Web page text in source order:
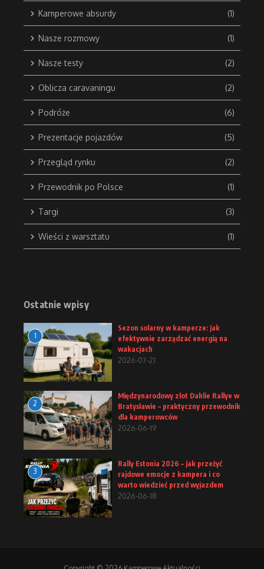
Kamperowe absurdy (1)
Nasze rozmowy (1)
Nasze testy (2)
Oblicza caravaningu (2)
Podróże (6)
Prezentacje pojazdów (5)
Przegląd rynku (2)
Przewodnik po Polsce (1)
Targi (3)
Wieści z warsztatu (1)
Ostatnie wpisy
1
Sezon solarny w kamperze: jak
efektywnie zarządzać energią na
wakacjach
2026-07-21
2
Międzynarodowy zlot Dahlie Rallye w
Bratysławie – praktyczny przewodnik
dla kamperowców
2026-06-19
3
Rally Estonia 2026 – jak przeżyć
rajdowe emocje z kampera i co
warto wiedzieć przed wyjazdem
2026-06-18